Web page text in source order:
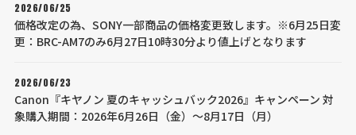
2026/06/25
価格改定の為、SONY一部商品の価格変更致します。※6月25日変
更：BRC-AM7のみ6月27日10時30分より値上げとなります
2026/06/23
Canon『キヤノン 夏のキャッシュバック2026』キャンペーン 対
象購入期間：2026年6月26日（金）～8月17日（月）